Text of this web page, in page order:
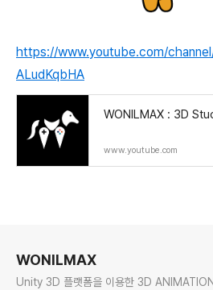
https://www.youtube.com/
ALudKqbHA
WONILMAX : 3D
www.youtube.com
WONILMAX
Unity 3D 플랫폼을 이용한 3D